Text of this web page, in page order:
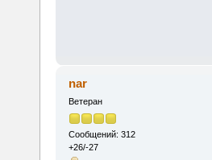
nar
Ветеран
Сообщений: 312
+26/-27